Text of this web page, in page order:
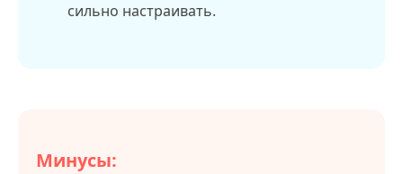
сильно настраивать.
Минусы: